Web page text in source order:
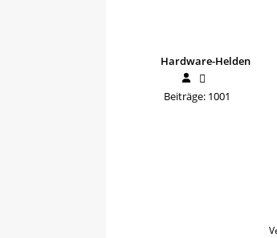
Hardware-Helden
Beiträge: 1001